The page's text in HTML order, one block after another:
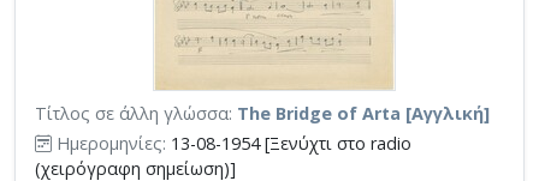
Τίτλος σε άλλη γλώσσα: The Bridge of Arta [Αγγλική]
Ημερομηνίες: 13-08-1954 [Ξενύχτι στο radio
(χειρόγραφη σημείωση)]